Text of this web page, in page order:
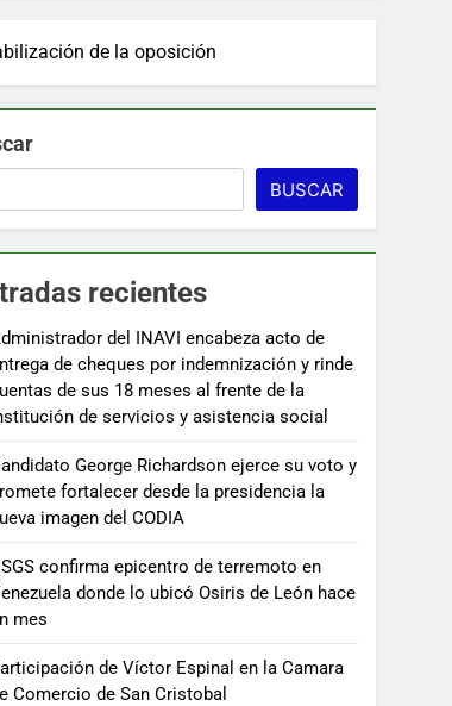
de la oposición
BUSCAR
recientes
del INAVI encabeza acto de
de cheques por indemnización y rinde
de sus 18 meses al frente de la
de servicios y asistencia social
George Richardson ejerce su voto y
fortalecer desde la presidencia la
imagen del CODIA
confirma epicentro de terremoto en
donde lo ubicó Osiris de León hace
mes
de Víctor Espinal en la Camara
Comercio de San Cristobal